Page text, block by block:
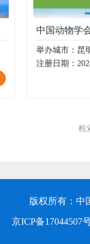
举办城市：昆
注册日期：
检
版权所有：中
京ICP备17044507